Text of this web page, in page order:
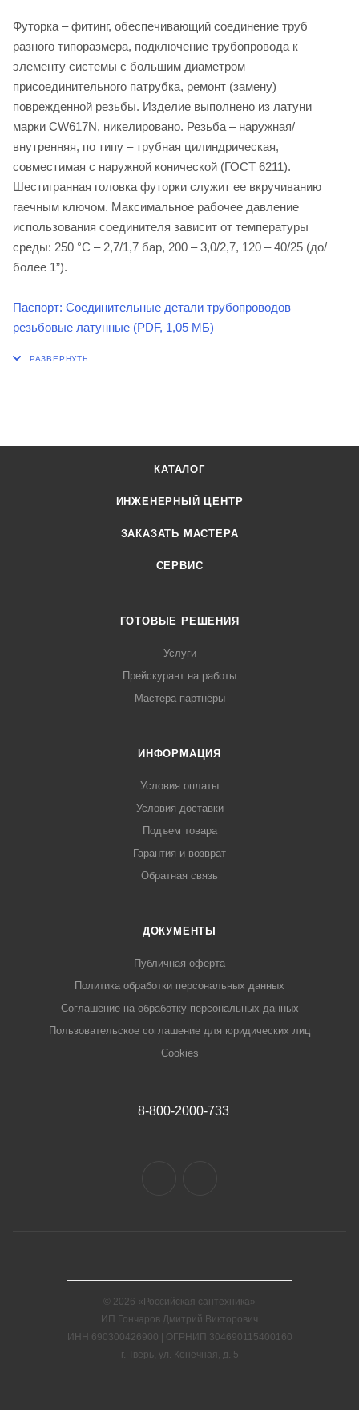
Футорка – фитинг, обеспечивающий соединение труб
разного типоразмера, подключение трубопровода к
элементу системы с большим диаметром
присоединительного патрубка, ремонт (замену)
поврежденной резьбы. Изделие выполнено из латуни
марки CW617N, никелировано. Резьба – наружная/
внутренняя, по типу – трубная цилиндрическая,
совместимая с наружной конической (ГОСТ 6211).
Шестигранная головка футорки служит ее вкручиванию
гаечным ключом. Максимальное рабочее давление
использования соединителя зависит от температуры
среды: 250 °С – 2,7/1,7 бар, 200 – 3,0/2,7, 120 – 40/25 (до/
более 1”).
Паспорт: Соединительные детали трубопроводов
резьбовые латунные (PDF, 1,05 МБ)
КАТАЛОГ
ИНЖЕНЕРНЫЙ ЦЕНТР
ЗАКАЗАТЬ МАСТЕРА
СЕРВИС
ГОТОВЫЕ РЕШЕНИЯ
Услуги
Прейскурант на работы
Мастера-партнёры
ИНФОРМАЦИЯ
Условия оплаты
Условия доставки
Подъем товара
Гарантия и возврат
Обратная связь
ДОКУМЕНТЫ
Публичная оферта
Политика обработки персональных данных
Соглашение на обработку персональных данных
Пользовательское соглашение для юридических лиц
Cookies
8-800-2000-733
© 2026 «Российская сантехника»
ИП Гончаров Дмитрий Викторович
ИНН 690300426900 | ОГРНИП 304690115400160
г. Тверь, ул. Конечная, д. 5